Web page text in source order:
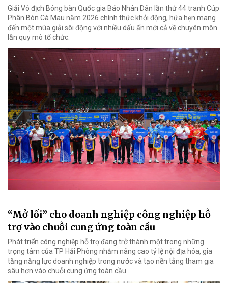
Giải Vô địch Bóng bàn Quốc gia Báo Nhân Dân lần thứ 44 tranh Cúp
Phân Bón Cà Mau năm 2026 chính thức khởi động, hứa hẹn mang
đến một mùa giải sôi động với nhiều dấu ấn mới cả về chuyên môn
lẫn quy mô tổ chức.
“Mở lối” cho doanh nghiệp công nghiệp hỗ
trợ vào chuỗi cung ứng toàn cầu
Phát triển công nghiệp hỗ trợ đang trở thành một trong những
trọng tâm của TP Hải Phòng nhằm nâng cao tỷ lệ nội địa hóa, gia
tăng năng lực doanh nghiệp trong nước và tạo nền tảng tham gia
sâu hơn vào chuỗi cung ứng toàn cầu.